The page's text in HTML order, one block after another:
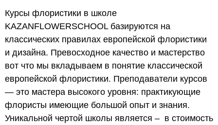
Курсы флористики в школе
KAZANFLOWERSCHOOL базируются на
классических правилах европейской флористики
и дизайна. Превосходное качество и мастерство
вот что мы вкладываем в понятие классической
европейской флористики. Преподаватели курсов
— это мастера высокого уровня: практикующие
флористы имеющие большой опыт и знания.
Уникальной чертой школы является – в стоимость